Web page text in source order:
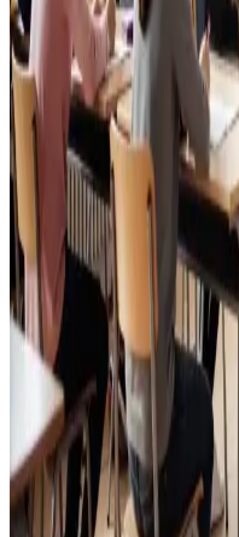
Skoleventilation